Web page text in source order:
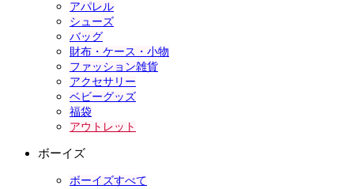
アパレル
シューズ
バッグ
財布・ケース・小物
ファッション雑貨
アクセサリー
ベビーグッズ
福袋
アウトレット
ボーイズ
ボーイズすべて